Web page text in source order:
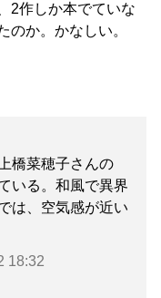
2作しか本でていな
のか。かなしい。
橋菜穂子さんの
いる。和風で異界
は、空気感が近い
18:32